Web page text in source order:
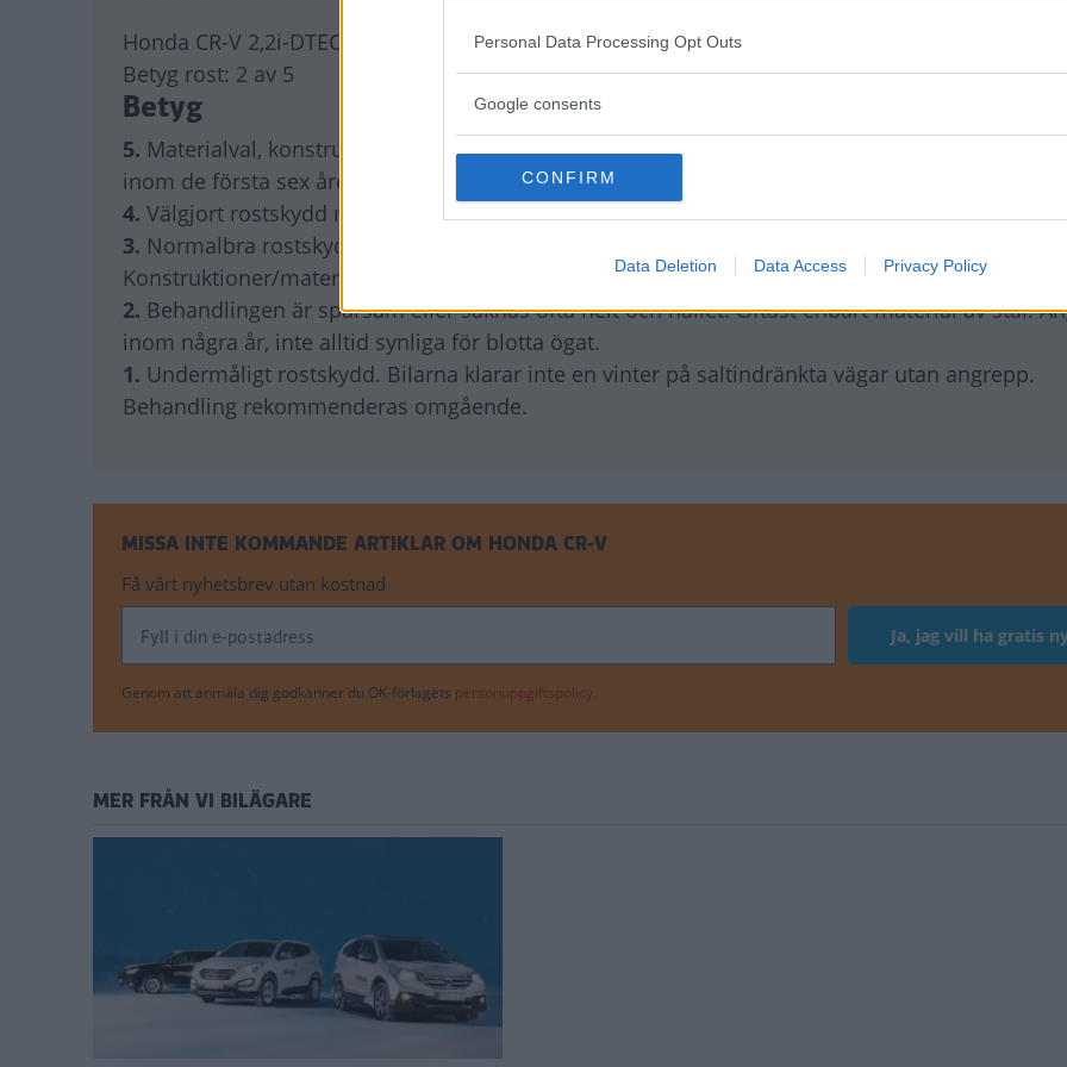
Personal Data Processing Opt Outs
Google consents
CONFIRM
Data Deletion Data Access Privacy Policy
Honda CR-V 2,2i-DTEC 4WD Executive
Betyg rost: 2 av 5
Betyg
5. Materialval, konstruktioner och övriga skyddsåtgärder är effektiva. Rostangrepp bör inte
inom de första sex åren.
4. Välgjort rostskydd med några tveksamma konstruktionslösningar som på sikt kan orsaka
3. Normalbra rostskydd där någon form av behandling gjorts i fabrik eller i efterhand.
Konstruktioner/material kan under en tid rädda sämre behandling.
2. Behandlingen är sparsam eller saknas ofta helt och hållet. Oftast enbart material av stål.
inom några år, inte alltid synliga för blotta ögat.
1. Undermåligt rostskydd. Bilarna klarar inte en vinter på saltindränkta vägar utan angrepp.
Behandling rekommenderas omgående.
MISSA INTE KOMMANDE ARTIKLAR OM HONDA CR-V
Få vårt nyhetsbrev utan kostnad
Genom att anmäla dig godkänner du OK-förlagets personuppgiftspolicy.
MER FRÅN VI BILÄGARE